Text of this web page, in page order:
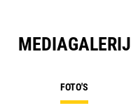
MEDIAGALERIJ
FOTO'S